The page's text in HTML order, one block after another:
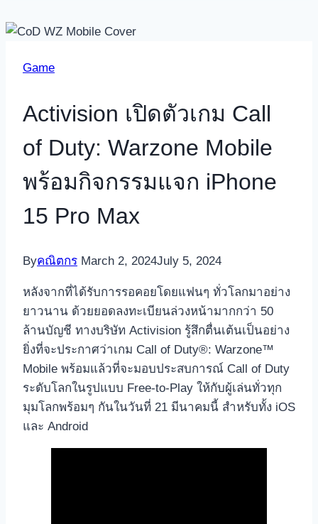
Game
Activision เปิดตัวเกม Call
of Duty: Warzone Mobile
พร้อมกิจกรรมแจก iPhone
15 Pro Max
Byคณิตกร March 2, 2024July 5, 2024
หลังจากที่ได้รับการรอคอยโดยแฟนๆ ทั่วโลกมาอย่าง
ยาวนาน ด้วยยอดลงทะเบียนล่วงหน้ามากกว่า 50
ล้านบัญชี ทางบริษัท Activision รู้สึกตื่นเต้นเป็นอย่าง
ยิ่งที่จะประกาศว่าเกม Call of Duty®: Warzone™
Mobile พร้อมแล้วที่จะมอบประสบการณ์ Call of Duty
ระดับโลกในรูปแบบ Free-to-Play ให้กับผู้เล่นทั่วทุก
มุมโลกพร้อมๆ กันในวันที่ 21 มีนาคมนี้ สำหรับทั้ง iOS
และ Android